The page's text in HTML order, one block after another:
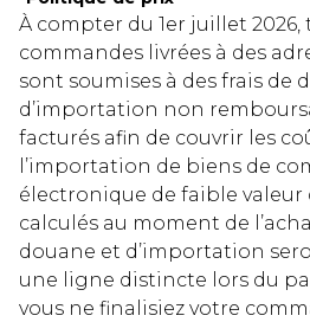
À compter du 1er juillet 2026,
commandes livrées à des
sont soumises à des frais de
d’importation non
facturés afin de couvrir les
l’importation de biens de
électronique de faible valeur
calculés au moment de
douane et d’importation
une ligne distincte lors du
vous ne finalisiez votre